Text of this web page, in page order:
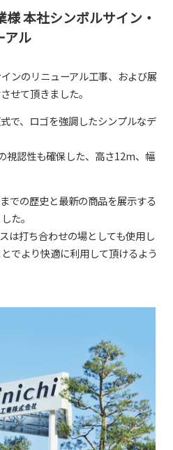
様 本社シンボルサイン・
アル
ンのリニューアル工事、および展
せて頂きました。
で、ロゴを強調したシンプルなデ
視認性も確保した、高さ12m、幅
での歴史と最新の商品を展示する
た。
は打ち合わせの場としても使用し
でより快適に利用して頂けるよう